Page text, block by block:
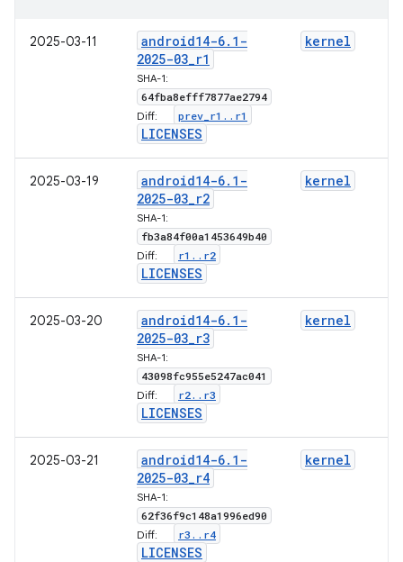
2025-03-11 android14-6. 1-
2025-03_r1
SHA-1:
64fba8efff7877ae2794
Diff: prev r1 . . r1
LICENSES
kernel
2025-03-19 android14-6. 1-
2025-03_r2
SHA-1:
fb3a84f00a1453649b40
Diff: r1 . . r2
LICENSES
kernel
2025-03-20 android14-6. 1-
2025-03_r3
SHA-1:
43098fc955e5247ac041
Diff: r2. . r3
LICENSES
kernel
2025-03-21 android14-6. 1-
2025-03_r4
SHA-1:
62f36f9c148a1996ed90
Diff: r3 . . r4
LICENSES
kernel